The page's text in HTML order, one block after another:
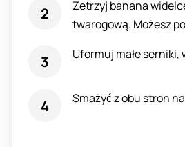
Zetrzyj banana
twarogową. Możesz
Uformuj małe serniki,
Smażyć z obu stron